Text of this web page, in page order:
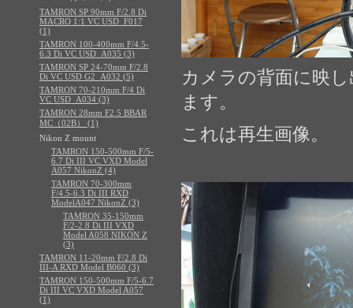
カメラの背面に映
ます。
これは再生画像。
TAMRON SP 90mm F/2.8 Di
MACRO 1:1 VC USD_F017
(1)
TAMRON 100-400mm F/4.5-
6.3 Di VC USD_A035 (3)
TAMRON SP 24-70mm F/2.8
Di VC USD G2_A032 (5)
TAMRON 70-210mm F/4 Di
VC USD_A034 (3)
TAMRON 28mm F2.5 BBAR
MC（02B） (1)
Nikon Z mount
TAMRON 150-500mm F/5-
6.7 Di III VC VXD Model
A057 NikonZ (4)
TAMRON 70-300mm
F/4.5-6.3 Di III RXD
ModelA047 NikonZ (3)
TAMRON 35-150mm
F/2-2.8 Di III VXD
Model A058 NIKON Z
(3)
TAMRON 11-20mm F/2.8 Di
III-A RXD Model B060 (3)
TAMRON 150-500mm F/5-6.7
Di III VC VXD Model A057
(1)